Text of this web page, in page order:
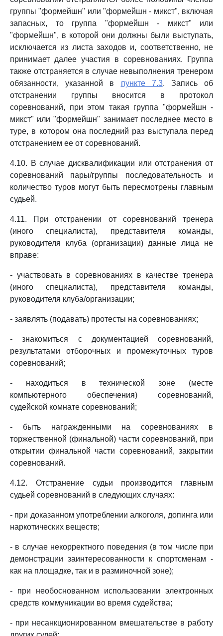
группы "формейшн" или "формейшн - микст", включая
запасных, то группа "формейшн - микст" или
"формейшн", в которой они должны были выступать,
исключается из листа заходов и, соответственно, не
принимает далее участия в соревнованиях. Группа
также отстраняется в случае невыполнения тренером
обязанности, указанной в пункте 7.3. Запись об
отстранении группы вносится в протокол
соревнований, при этом такая группа "формейшн -
микст" или "формейшн" занимает последнее место в
туре, в котором она последний раз выступала перед
отстранением ее от соревнований.
4.10. В случае дисквалификации или отстранения от
соревнований пары/группы последовательность и
количество туров могут быть пересмотрены главным
судьей.
4.11. При отстранении от соревнований тренера
(иного специалиста), представителя команды,
руководителя клуба (организации) данные лица не
вправе:
- участвовать в соревнованиях в качестве тренера
(иного специалиста), представителя команды,
руководителя клуба/организации;
- заявлять (подавать) протесты на соревнованиях;
- знакомиться с документацией соревнований,
результатами отборочных и промежуточных туров
соревнований;
- находиться в технической зоне (месте
компьютерного обеспечения) соревнований,
судейской комнате соревнований;
- быть награжденными на соревнованиях в
торжественной (финальной) части соревнований, при
открытии финальной части соревнований, закрытии
соревнований.
4.12. Отстранение судьи производится главным
судьей соревнований в следующих случаях:
- при доказанном употреблении алкоголя, допинга или
наркотических веществ;
- в случае некорректного поведения (в том числе при
демонстрации заинтересованности к спортсменам -
как на площадке, так и в разминочной зоне);
- при необоснованном использовании электронных
средств коммуникации во время судейства;
- при несанкционированном вмешательстве в работу